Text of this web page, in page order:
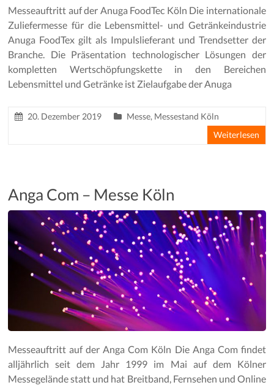
Messeauftritt auf der Anuga FoodTec Köln Die internationale
Zuliefermesse für die Lebensmittel- und Getränkeindustrie
Anuga FoodTex gilt als Impulslieferant und Trendsetter der
Branche. Die Präsentation technologischer Lösungen der
kompletten Wertschöpfungskette in den Bereichen
Lebensmittel und Getränke ist Zielaufgabe der Anuga
20. Dezember 2019 Messe, Messestand Köln
Weiterlesen
Anga Com – Messe Köln
Messeauftritt auf der Anga Com Köln Die Anga Com findet
alljährlich seit dem Jahr 1999 im Mai auf dem Kölner
Messegelände statt und hat Breitband, Fernsehen und Online